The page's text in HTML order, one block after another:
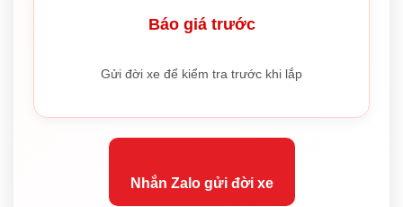
Báo giá trước
Gửi đời xe để kiểm tra trước khi lắp
Nhắn Zalo gửi đời xe